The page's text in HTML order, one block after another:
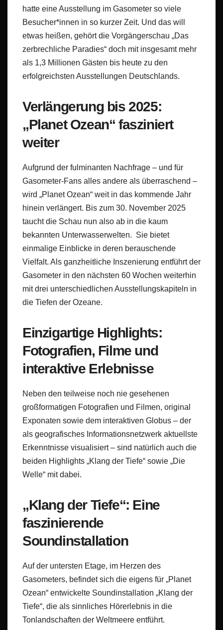
hatte eine Ausstellung im Gasometer so viele
Besucher*innen in so kurzer Zeit. Und das will
etwas heißen, gehört die Vorgängerschau „Das
zerbrechliche Paradies“ doch mit insgesamt mehr
als 1,3 Millionen Gästen bis heute zu den
erfolgreichsten Ausstellungen Deutschlands.
Verlängerung bis 2025:
„Planet Ozean“ fasziniert
weiter
Aufgrund der fulminanten Nachfrage – und für
Gasometer-Fans alles andere als überraschend –
wird „Planet Ozean“ weit in das kommende Jahr
hinein verlängert. Bis zum 30. November 2025
taucht die Schau nun also ab in die kaum
bekannten Unterwasserwelten. Sie bietet
einmalige Einblicke in deren berauschende
Vielfalt. Als ganzheitliche Inszenierung entführt der
Gasometer in den nächsten 60 Wochen weiterhin
mit drei unterschiedlichen Ausstellungskapiteln in
die Tiefen der Ozeane.
Einzigartige Highlights:
Fotografien, Filme und
interaktive Erlebnisse
Neben den teilweise noch nie gesehenen
großformatigen Fotografien und Filmen, original
Exponaten sowie dem interaktiven Globus – der
als geografisches Informationsnetzwerk aktuellste
Erkenntnisse visualisiert – sind natürlich auch die
beiden Highlights „Klang der Tiefe“ sowie „Die
Welle“ mit dabei.
„Klang der Tiefe“: Eine
faszinierende
Soundinstallation
Auf der untersten Etage, im Herzen des
Gasometers, befindet sich die eigens für „Planet
Ozean“ entwickelte Soundinstallation „Klang der
Tiefe“, die als sinnliches Hörerlebnis in die
Tonlandschaften der Weltmeere entführt.